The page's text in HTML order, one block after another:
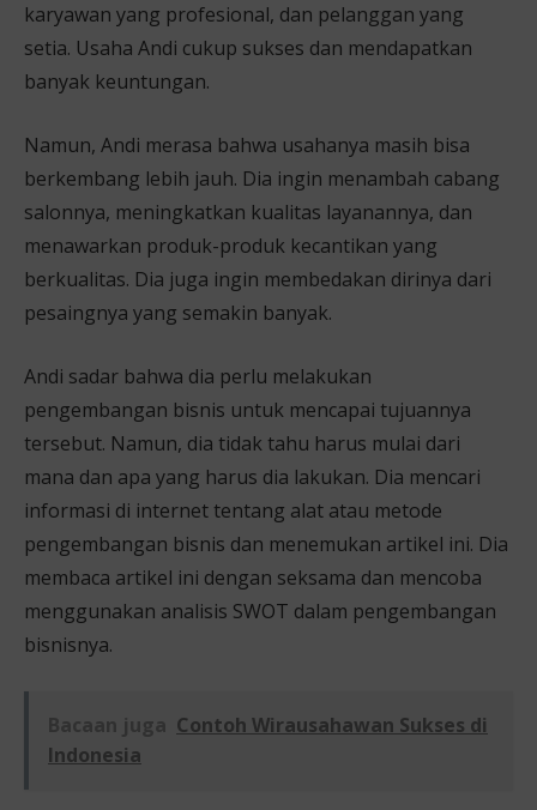
karyawan yang profesional, dan pelanggan yang
setia. Usaha Andi cukup sukses dan mendapatkan
banyak keuntungan.
Namun, Andi merasa bahwa usahanya masih bisa
berkembang lebih jauh. Dia ingin menambah cabang
salonnya, meningkatkan kualitas layanannya, dan
menawarkan produk-produk kecantikan yang
berkualitas. Dia juga ingin membedakan dirinya dari
pesaingnya yang semakin banyak.
Andi sadar bahwa dia perlu melakukan
pengembangan bisnis untuk mencapai tujuannya
tersebut. Namun, dia tidak tahu harus mulai dari
mana dan apa yang harus dia lakukan. Dia mencari
informasi di internet tentang alat atau metode
pengembangan bisnis dan menemukan artikel ini. Dia
membaca artikel ini dengan seksama dan mencoba
menggunakan analisis SWOT dalam pengembangan
bisnisnya.
Bacaan juga Contoh Wirausahawan Sukses di
Indonesia